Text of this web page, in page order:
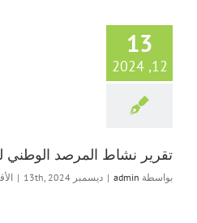
13
12, 2024
تقرير نشاط المرصد الوطني
بواسطة admin
| ديسمبر 13th, 2024 |